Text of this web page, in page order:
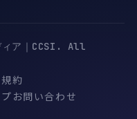
ィア｜CCSI. All
約
お問い合わせ